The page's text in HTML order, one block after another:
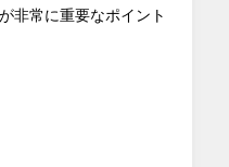
非常に重要なポイント